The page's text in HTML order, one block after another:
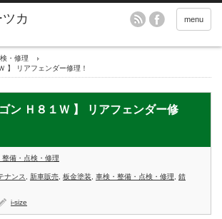
menu
・修理
】 リアフェンダー修理！
ン Ｈ８１Ｗ 】 リアフェンダー修
整備・点検・修理
ナンス 新車販売 板金塗装 車検・整備・点検・修理
錆
i-size